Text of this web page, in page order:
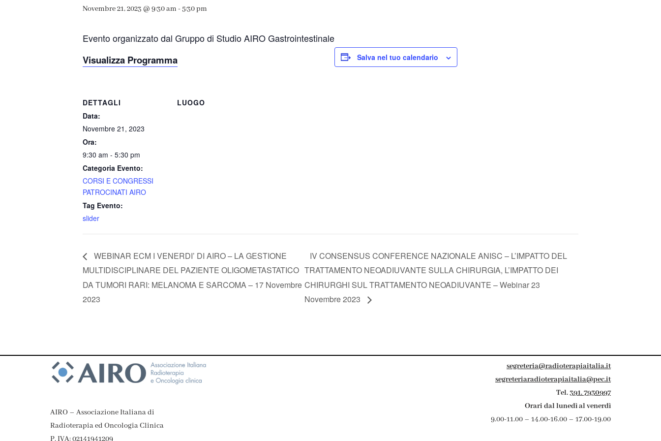
Novembre 21, 2023 @ 9:30 am-5:30 pm
Evento organizzato dal Gruppo di Studio AIRO Gastrointestinale
Visualizza Programma Salva nel tuo calendario
DETTAGLI
Data:
Novembre 21, 2023
Ora:
9:30 am - 5:30 pm
Categoria Evento:
CORSI E CONGRESSI
PATROCINATI AIRO
Tag Evento:
slider
LUOGO
WEBINAR ECM I VENERDI’ DI AIRO – LA GESTIONE
MULTIDISCIPLINARE DEL PAZIENTE OLIGOMETASTATICO
DA TUMORI RARI: MELANOMA E SARCOMA – 17 Novembre
2023
IV CONSENSUS CONFERENCE NAZIONALE ANISC – L’IMPATTO DEL
TRATTAMENTO NEOADIUVANTE SULLA CHIRURGIA, L’IMPATTO DEI
CHIRURGHI SUL TRATTAMENTO NEOADIUVANTE – Webinar 23
Novembre 2023
AIRO – Associazione Italiana di
Radioterapia ed Oncologia Clinica
P. IVA: 02141941209
segreteria@radioterapiaitalia.it
segreteriaradioterapiaitalia@pec.it
Tel.391. 7930997
Orari dal lunedì al venerdì
9.00-11.00 – 14.00-16.00 – 17.00-19.00